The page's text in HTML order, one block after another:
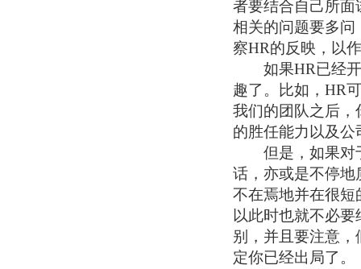
者要结合自己所面
相关的问题要多问
察HR的反映，以
如果HR已经开
趣了。比如，HR
我们的团队之后
的胜任能力以及
但是，如果对于
话，亦或是不停地
不在焉地并在很短
以此时也就不必
别，并且要注意
定你已经出局了。